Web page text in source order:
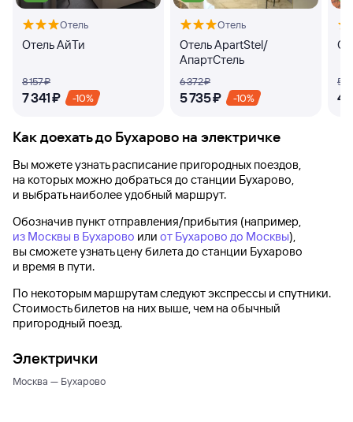
Отель
Отель АйТи
8 ⁠157 ⁠₽
7 ⁠341 ⁠₽ -10%
Отель
Отель ApartStel/
АпартСтель
6 ⁠372 ⁠₽
5 ⁠735 ⁠₽ -10%
5
4
Как доехать до Бухарово на электричке
Вы можете узнать расписание пригородных поездов,
на которых можно добраться до станции Бухарово,
и выбрать наиболее удобный маршрут.
Обозначив пункт отправления/прибытия (например,
из Москвы в Бухарово или от Бухарово до Москвы),
вы сможете узнать цену билета до станции Бухарово
и время в пути.
По некоторым маршрутам следуют экспрессы и спутники.
Стоимость билетов на них выше, чем на обычный
пригородный поезд.
Электрички
Москва — Бухарово